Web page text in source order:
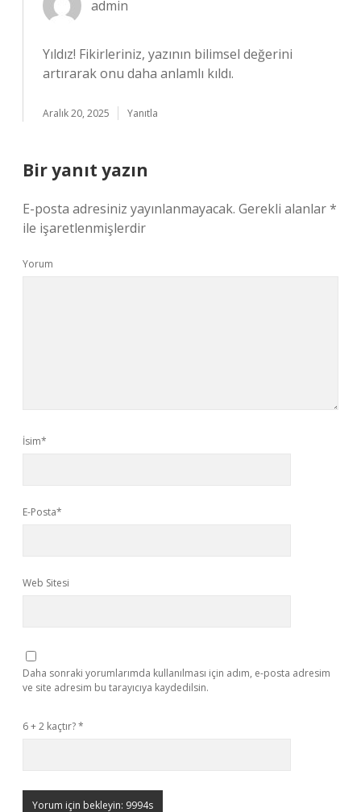
admin
Yıldız! Fikirleriniz, yazının bilimsel değerini
artırarak onu daha anlamlı kıldı.
Aralık 20, 2025 Yanıtla
Bir yanıt yazın
E-posta adresiniz yayınlanmayacak. Gerekli alanlar*
ile işaretlenmişlerdir
Yorum
İsim*
E-Posta*
Web Sitesi
Daha sonraki yorumlarımda kullanılması için adım, e-posta adresim
ve site adresim bu tarayıcıya kaydedilsin.
6 + 2 kaçtır?*